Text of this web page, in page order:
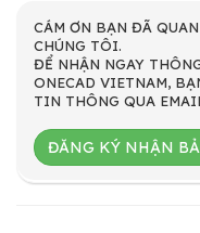
CÁM ƠN BẠN ĐÃ
CHÚNG TÔI.
ĐỂ NHẬN NGAY
ONECAD VIETNAM,
TIN THÔNG QUA
ĐĂNG KÝ NHẬN